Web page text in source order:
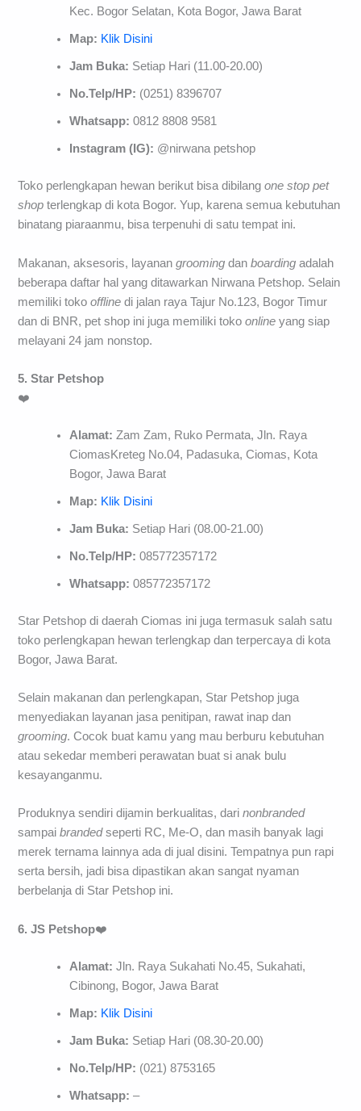
Kec. Bogor Selatan, Kota Bogor, Jawa Barat
Map: Klik Disini
Jam Buka: Setiap Hari (11.00-20.00)
No.Telp/HP: (0251) 8396707
Whatsapp: 0812 8808 9581
Instagram (IG): @nirwana petshop
Toko perlengkapan hewan berikut bisa dibilangone stop pet
shop terlengkap di kota Bogor. Yup, karena semua kebutuhan
binatang piaraanmu, bisa terpenuhi di satu tempat ini.
Makanan, aksesoris, layanangrooming danboarding adalah
beberapa daftar hal yang ditawarkan Nirwana Petshop. Selain
memiliki tokooffline di jalan raya Tajur No.123, Bogor Timur
dan di BNR, pet shop ini juga memiliki tokoonline yang siap
melayani 24 jam nonstop.
5. Star Petshop
❤️
Alamat: Zam Zam, Ruko Permata, Jln. Raya
CiomasKreteg No.04, Padasuka, Ciomas, Kota
Bogor, Jawa Barat
Map: Klik Disini
Jam Buka: Setiap Hari (08.00-21.00)
No.Telp/HP: 085772357172
Whatsapp:085772357172
Star Petshop di daerah Ciomas ini juga termasuk salah satu
toko perlengkapan hewan terlengkap dan terpercaya di kota
Bogor, Jawa Barat.
Selain makanan dan perlengkapan, Star Petshop juga
menyediakan layanan jasa penitipan, rawat inap dan
grooming. Cocok buat kamu yang mau berburu kebutuhan
atau sekedar memberi perawatan buat si anak bulu
kesayanganmu.
Produknya sendiri dijamin berkualitas, darinonbranded
sampaibrandedseperti RC, Me-O, dan masih banyak lagi
merek ternama lainnya ada di jual disini. Tempatnya pun rapi
serta bersih, jadi bisa dipastikan akan sangat nyaman
berbelanja di Star Petshop ini.
6. JS Petshop❤️
Alamat: Jln. Raya Sukahati No.45, Sukahati,
Cibinong, Bogor, Jawa Barat
Map: Klik Disini
Jam Buka: Setiap Hari (08.30-20.00)
No.Telp/HP: (021) 8753165
Whatsapp:–